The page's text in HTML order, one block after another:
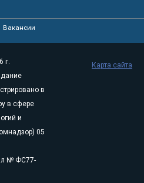
Вакансии
г.
в
в сфере
и
05
№ ФС77-
Карта сайта